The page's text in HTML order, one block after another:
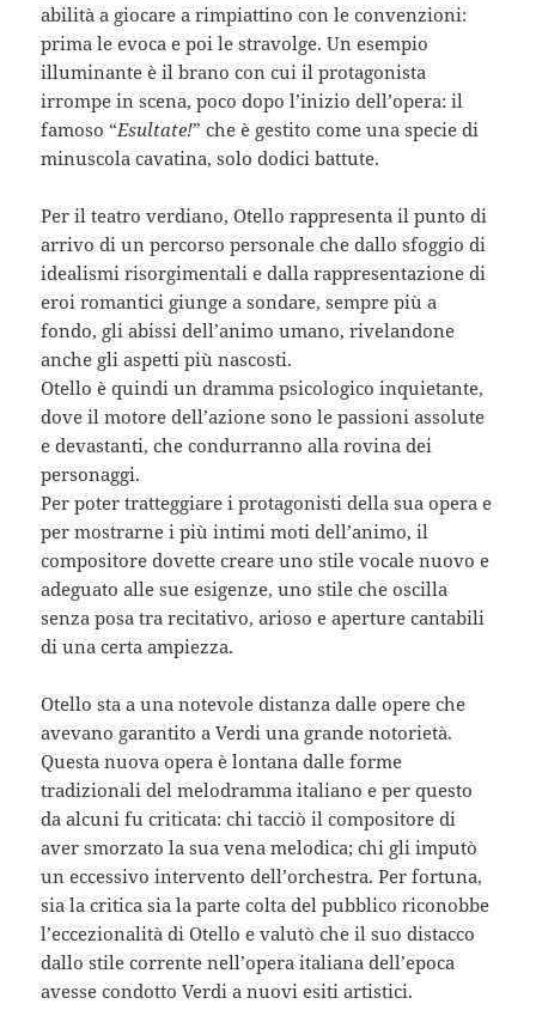
abilità a giocare a rimpiattino con le convenzioni:
prima le evoca e poi le stravolge. Un esempio
illuminante è il brano con cui il protagonista
irrompe in scena, poco dopo l’inizio dell’opera: il
famoso “Esultate!” che è gestito come una specie di
minuscola cavatina, solo dodici battute.
Per il teatro verdiano, Otello rappresenta il punto di
arrivo di un percorso personale che dallo sfoggio di
idealismi risorgimentali e dalla rappresentazione di
eroi romantici giunge a sondare, sempre più a
fondo, gli abissi dell’animo umano, rivelandone
anche gli aspetti più nascosti.
Otello è quindi un dramma psicologico inquietante,
dove il motore dell’azione sono le passioni assolute
e devastanti, che condurranno alla rovina dei
personaggi.
Per poter tratteggiare i protagonisti della sua opera e
per mostrarne i più intimi moti dell’animo, il
compositore dovette creare uno stile vocale nuovo e
adeguato alle sue esigenze, uno stile che oscilla
senza posa tra recitativo, arioso e aperture cantabili
di una certa ampiezza.
Otello sta a una notevole distanza dalle opere che
avevano garantito a Verdi una grande notorietà.
Questa nuova opera è lontana dalle forme
tradizionali del melodramma italiano e per questo
da alcuni fu criticata: chi tacciò il compositore di
aver smorzato la sua vena melodica; chi gli imputò
un eccessivo intervento dell’orchestra. Per fortuna,
sia la critica sia la parte colta del pubblico riconobbe
l’eccezionalità di Otello e valutò che il suo distacco
dallo stile corrente nell’opera italiana dell’epoca
avesse condotto Verdi a nuovi esiti artistici.